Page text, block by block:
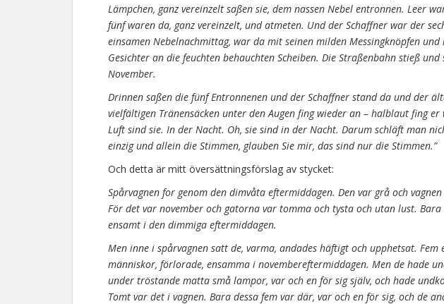
Lämpchen, ganz vereinzelt saßen sie, dem nassen Nebel entronnen. Leer
fünf waren da, ganz vereinzelt, und atmeten. Und der Schaffner war der
einsamen Nebelnachmittag, war da mit seinen milden Messingknöpfen und
Gesichter an die feuchten behauchten Scheiben. Die Straßenbahn stieß
November.
Drinnen saßen die fünf Entronnenen und der Schaffner stand da und der
vielfältigen Tränensäcken unter den Augen fing wieder an – halblaut fing er
Luft sind sie. In der Nacht. Oh, sie sind in der Nacht. Darum schläft man
einzig und allein die Stimmen, glauben Sie mir, das sind nur die Stimmen.”
Och detta är mitt översättningsförslag av stycket:
Spårvagnen for genom den dimvåta eftermiddagen. Den var grå och
För det var november och gatorna var tomma och tysta och utan lust. Bara
ensamt i den dimmiga eftermiddagen.
Men inne i spårvagnen satt de, varma, andades häftigt och upphetsat. Fem
människor, förlorade, ensamma i novembereftermiddagen. Men de hade
under tröstande matta små lampor, var och en för sig själv, och hade
Tomt var det i vagnen. Bara dessa fem var där, var och en för sig, och de